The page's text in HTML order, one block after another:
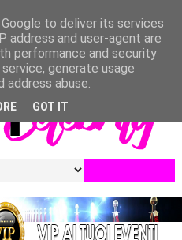
to deliver its services
address and user-agent are
performance and security
generate usage
abuse.
GOT IT